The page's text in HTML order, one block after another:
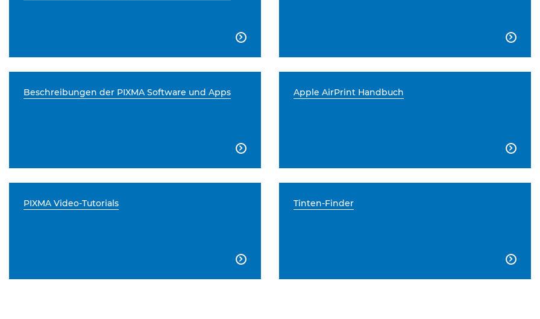
 
Beschreibungen der PIXMA Software und Apps

Apple AirPrint Handbuch

PIXMA Video-Tutorials

Tinten-Finder
